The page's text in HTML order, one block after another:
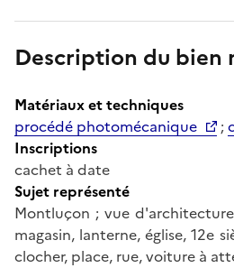
Description du bien
Matériaux et techniques
procédé photomécanique
;
Inscriptions
cachet à date
Sujet représenté
Montluçon ; vue
magasin, lanterne, église, 12e
clocher, place, rue, voiture à